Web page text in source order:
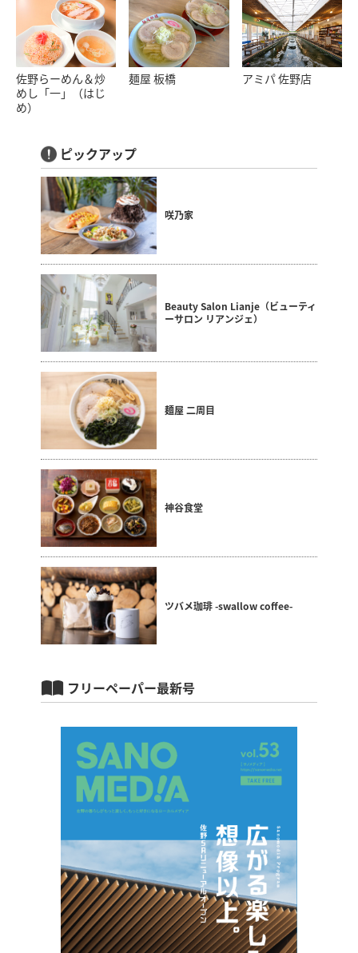
佐野らーめん＆炒
めし「一」（はじ
め）
麺屋 板橋 アミパ 佐野店
ピックアップ
咲乃家
Beauty Salon Lianje（ビューティ
ーサロン リアンジェ）
麺屋 二周目
神谷食堂
ツバメ珈琲 -swallow coffee-
フリーペーパー最新号